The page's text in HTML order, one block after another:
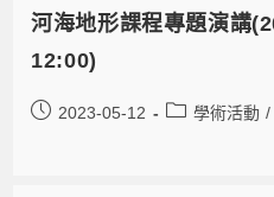
河海地形課程專題演講
12:00)
2023-05-12 學術活動 /